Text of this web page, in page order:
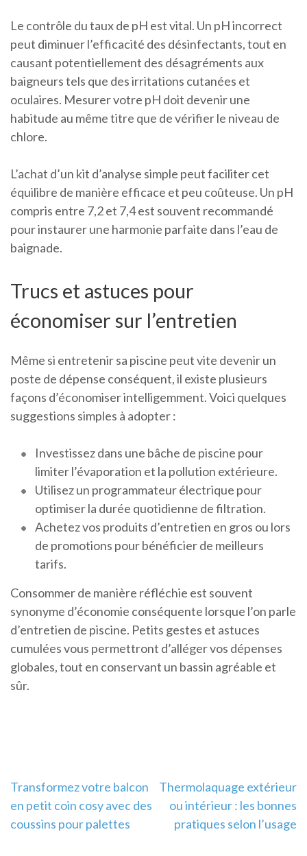
Le contrôle du taux de pH est vital. Un pH incorrect
peut diminuer l’efficacité des désinfectants, tout en
causant potentiellement des désagréments aux
baigneurs tels que des irritations cutanées et
oculaires. Mesurer votre pH doit devenir une
habitude au même titre que de vérifier le niveau de
chlore.
L’achat d’un kit d’analyse simple peut faciliter cet
équilibre de manière efficace et peu coûteuse. Un pH
compris entre 7,2 et 7,4 est souvent recommandé
pour instaurer une harmonie parfaite dans l’eau de
baignade.
Trucs et astuces pour
économiser sur l’entretien
Même si entretenir sa piscine peut vite devenir un
poste de dépense conséquent, il existe plusieurs
façons d’économiser intelligemment. Voici quelques
suggestions simples à adopter :
Investissez dans une bâche de piscine pour
limiter l’évaporation et la pollution extérieure.
Utilisez un programmateur électrique pour
optimiser la durée quotidienne de filtration.
Achetez vos produits d’entretien en gros ou lors
de promotions pour bénéficier de meilleurs
tarifs.
Consommer de manière réfléchie est souvent
synonyme d’économie conséquente lorsque l’on parle
d’entretien de piscine. Petits gestes et astuces
cumulées vous permettront d’alléger vos dépenses
globales, tout en conservant un bassin agréable et
sûr.
Navigation
de
Transformez votre balcon
en petit coin cosy avec des
coussins pour palettes
Thermolaquage extérieur
ou intérieur : les bonnes
pratiques selon l’usage